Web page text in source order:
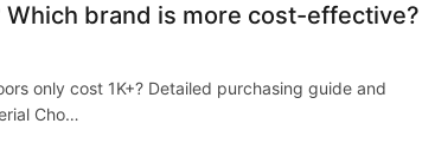
brand is more cost-effective?
only cost 1K+? Detailed purchasing guide and
Cho…